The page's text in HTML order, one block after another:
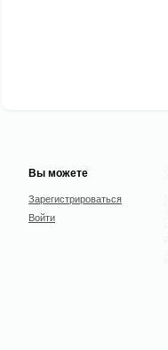
Вы можете
Зарегистрироваться
Войти